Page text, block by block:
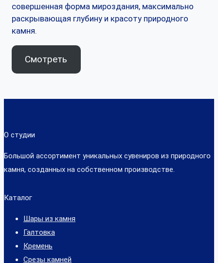
совершенная форма мироздания, максимально
раскрывающая глубину и красоту природного
камня.
Смотреть
О студии
Большой ассортимент уникальных сувениров из природного
камня, созданных на собственном производстве.
Каталог
Шары из камня
Галтовка
Кремень
Срезы камней